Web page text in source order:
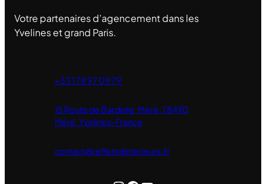
Votre partenaires d’agencement dans les
Yvelines et grand Paris.
+33 178 97 09 79
15 Route de Bardelle, Méré, 78490
Méré. Yvelines-France
contact@refletsdinterieurs.fr